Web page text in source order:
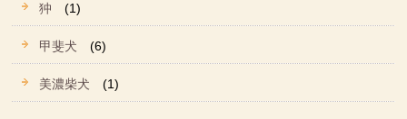
狆 (1)
甲斐犬 (6)
美濃柴犬 (1)